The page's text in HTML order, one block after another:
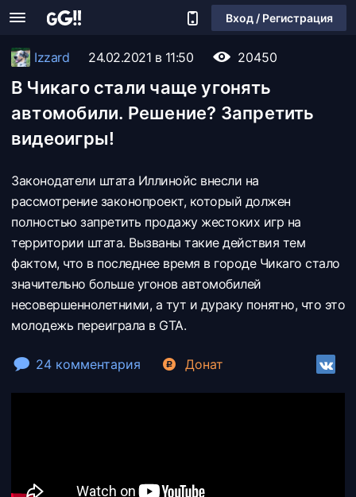
Вход / Регистрация
Izzard 24.02.2021 в 11:50 20450
В Чикаго стали чаще угонять
автомобили. Решение? Запретить
видеоигры!
Законодатели штата Иллинойс внесли на
рассмотрение законопроект, который должен
полностью запретить продажу жестоких игр на
территории штата. Вызваны такие действия тем
фактом, что в последнее время в городе Чикаго стало
значительно больше угонов автомобилей
несовершеннолетними, а тут и дураку понятно, что это
молодежь переиграла в GTA.
24 комментария Донат